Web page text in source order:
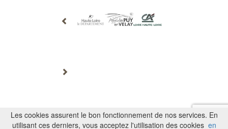
Mentions légales Plan du site - Adhérer à un club Espace médias
Contact
Copyright FF Randonnée 43 - Tous droits réservés
Les cookies assurent le bon fonctionnement de nos services. En
utilisant ces derniers, vous acceptez l'utilisation des cookies en